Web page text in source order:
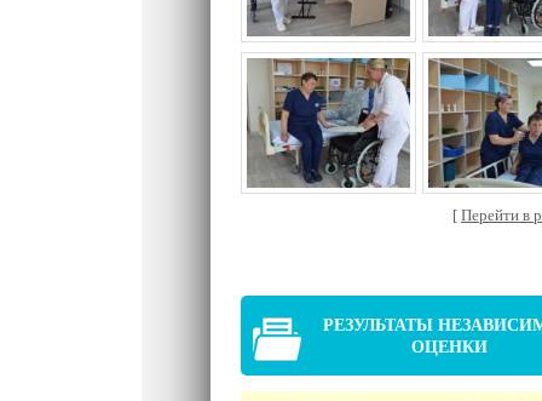
[ Перейти в
РЕЗУЛЬТАТЫ
ОЦЕНКИ